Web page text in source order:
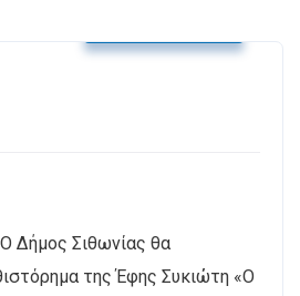
Ο Δήμος Σιθωνίας θα
της Έφης Συκιώτη «Ο